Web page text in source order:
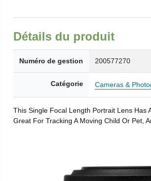
Détails du produit
Numéro de gestion 200577270
Catégorie Cameras &
This Single Focal Length Portrait Lens Has
Great For Tracking A Moving Child Or Pet,